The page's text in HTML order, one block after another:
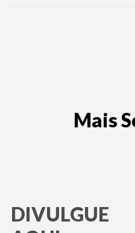
Mais
DIVULGUE